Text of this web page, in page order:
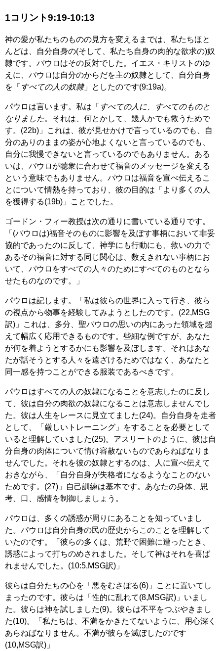
1コリント9:19-10:13
神の愛が私たちのものの見方を変えるまでは、私たちほと
んどは、自分自身の(そして、私たち自身の肉的な欲求の)奴
隷です。パウロはその反対でした。イエス・キリストのゆ
えに、パウロは自分のからだを主の奴隷として、自分自身
を「 すべての人の奴隷」としたのです(9:19a)。
パウロは言います。私は「 すべての人に、すべてのものと
なりました。それは、何とかして、幾人かでも救うためで
す。(22b)」これは、彼が見せかけで言っているのでも、自
分のありのままの姿が心地よくないと言っているのでも、
自分に我慢できないと言っているのでもありません。ある
いは、パウロが聴衆に合わせて福音のメッセージを変える
という意味でもありません。パウロは福音を宣べ伝えるこ
とについて情熱を持っており、彼の目的は「より多くの人
を獲得する(19b)」ことでした。
ゴードン・フィー教授は次の通りに書いている通りです。
「(パウロは)福音そのものに影響を及ぼす事柄において非妥
協的であったのに反して、神学にも行動にも、救いの力で
あるその福音に対する同じ関心は、数えきれない事柄にお
いて、パウロをすべての人々のためにすべてのものとなら
せたものなのです。」
パウロは記します。「私は彼らの世界に入って行き、彼ら
の視点から物事を経験してみようとしたのです。(22,MSG
訳)」これは、多分、聖パウロの思いの内にあった領域を超
えて幅広く応用できるものです。些細な例ですが、あなた
が何を着ようとするかにも影響を及ぼします。それはあな
たが話そうとする人々を遠ざけるためではなく、あなたと
同一感を持つことができる服装であるべきです。
パウロはすべての人の奴隷になることを意志したのに反し
て、彼は自分の肉欲の奴隷になることは意志しませんでし
た。彼は人生をレースに見立てました(24)。自分自身を走者
として、「厳しいトレーニング」をすることを必要として
いると理解していました(25)。アスリートのように、彼は自
分自身の肉体について情け容赦ないものであらねばなりま
せんでした。それを彼の奴隷とするのは、人に宣べ伝えて
おきながら、「自分自身が失格者になるようなことのない
ためです。(27)」自己訓練は基本です。あなたの身体、思
考、口、感情を制御しましょう。
パウロは、多くの誘惑が周りにあることを知っていまし
た。パウロは自分自身の民の歴史からこのことを理解して
いたのです。「彼らの多くは、荒野で困難に遭ったとき、
誘惑によって打ちのめされました。そして神はそれを喜ば
れませんでした。(10:5,MSG訳)」
彼らは自分たちの心を「悪をむさぼる(6)」ことに置いてし
まったのです。彼らは「性的に乱れて(8,MSG訳)」いまし
た。彼らは神を試しました(9)。彼らは不平をつぶやきまし
た(10)。「私たちは、不満をかきたてないように、用心深く
あらねばなりません。不満が彼らを滅ぼしたのです
(10,MSG訳)」